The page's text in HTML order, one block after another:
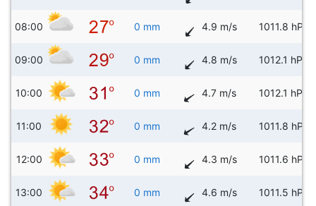
08:00 0 mm 4.9 m/s 1011.8 hPa
09:00 0 mm 4.8 m/s 1012.1 hPa
10:00 0 mm 4.7 m/s 1012.1 hPa
11:00 0 mm 4.2 m/s 1011.8 hPa
12:00 0 mm 4.3 m/s 1011.6 hPa
13:00 0 mm 4.6 m/s 1011.5 hPa